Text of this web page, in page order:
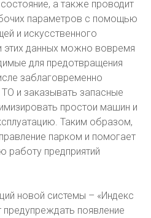
а также проводит
параметров с помощью
и искусственного
этих данных можно вовремя
для предотвращения
заблаговременно
и заказывать запасные
простои машин и
Таким образом,
парком и помогает
работу предприятий
новой системы – «Индекс
предупреждать появление